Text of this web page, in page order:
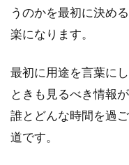
ウン
ター
は所
高級
寿司
で役
割が
違う
うのかを最初に決め
楽になります。
最初に用途を言葉に
ときも見るべき情報
誰とどんな時間を過
道です。